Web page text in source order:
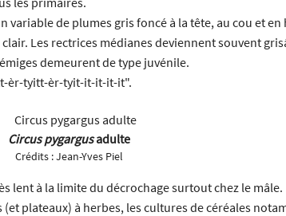
variable de plumes gris foncé à la tête, au cou et en
Les rectrices médianes deviennent souvent
demeurent de type juvénile.
èr-tyitt-èr-tyit-it-it-it-it".
Circus pygargusadulte
Crédits :Jean-Yves Piel
lent à la limite du décrochage surtout chez le mâle.
plateaux) à herbes, les cultures de céréales